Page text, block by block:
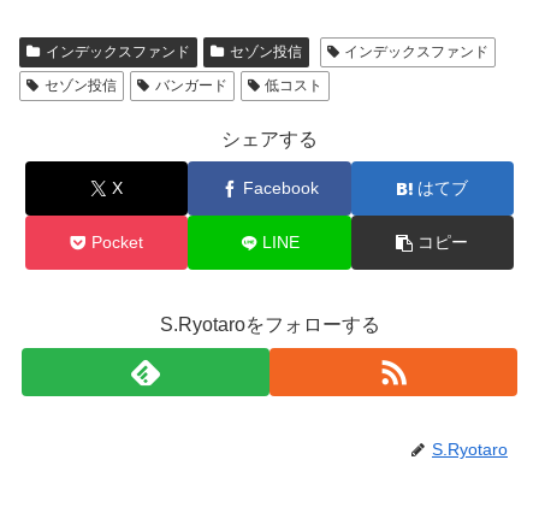
インデックスファンド セゾン投信
インデックスファンド
セゾン投信
バンガード 低コスト
シェアする
X Facebook はてブ
Pocket LINE コピー
S.Ryotaroをフォローする
S.Ryotaro